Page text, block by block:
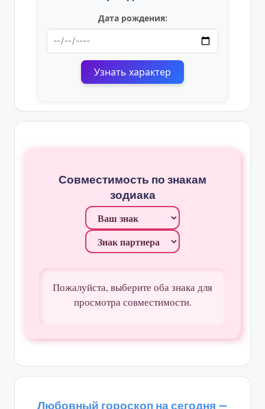
Дата рождения:
Узнать характер
Совместимость по знакам
зодиака
Пожалуйста, выберите оба знака для
просмотра совместимости.
Любовный гороскоп на сегодня —